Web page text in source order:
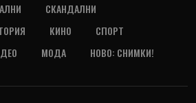
СКАНДАЛНИ
КИНО
СПОРТ
МОДА
НОВО: СНИМКИ!